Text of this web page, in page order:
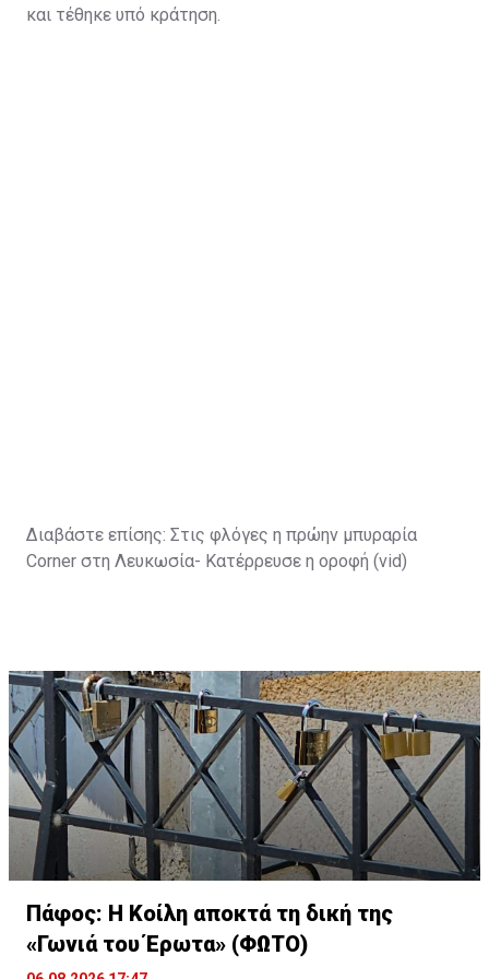
και τέθηκε υπό κράτηση.
Διαβάστε επίσης: Στις φλόγες η πρώην μπυραρία
Corner στη Λευκωσία- Κατέρρευσε η οροφή (vid)
Πάφος: Η Κοίλη αποκτά τη δική της
«Γωνιά του Έρωτα» (ΦΩΤΟ)